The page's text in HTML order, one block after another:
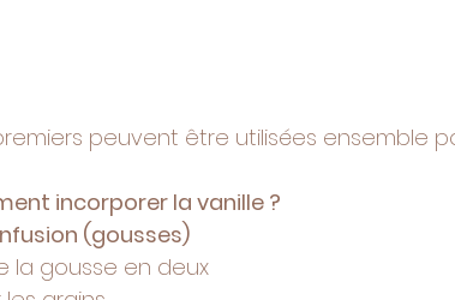
peuvent être utilisées ensemble
incorporer la vanille ?
(gousses)
la gousse en deux